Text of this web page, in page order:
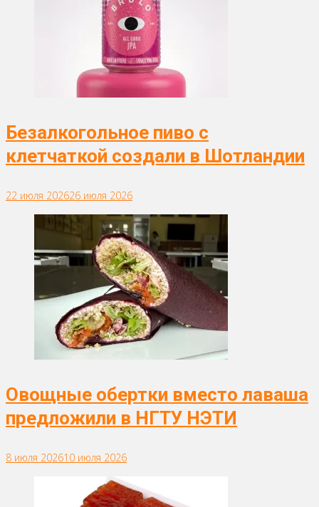
Безалкогольное пиво с
клетчаткой создали в Шотландии
22 июля 202626 июля 2026
Овощные обертки вместо лаваша
предложили в НГТУ НЭТИ
8 июля 202610 июля 2026